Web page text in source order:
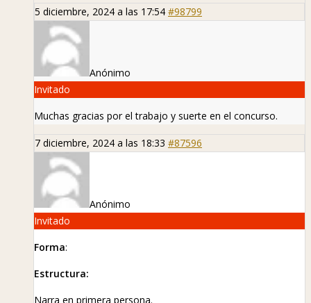
5 diciembre, 2024 a las 17:54 #98799
Anónimo
Invitado
Muchas gracias por el trabajo y suerte en el concurso.
7 diciembre, 2024 a las 18:33 #87596
Anónimo
Invitado
Forma:
Estructura:
Narra en primera persona.